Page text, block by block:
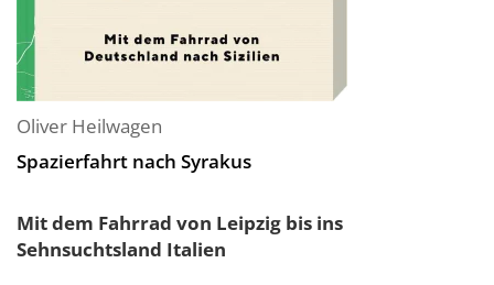
Oliver Heilwagen
Spazierfahrt nach Syrakus
Mit dem Fahrrad von Leipzig bis ins
Sehnsuchtsland Italien